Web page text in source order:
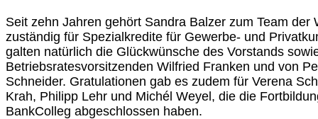
Seit zehn Jahren gehört Sandra Balzer zum Team der
zuständig für Spezialkredite für Gewerbe- und
galten natürlich die Glückwünsche des Vorstands
Betriebsratesvorsitzenden Wilfried Franken und von
Schneider. Gratulationen gab es zudem für Verena
Krah, Philipp Lehr und Michél Weyel, die die
BankColleg abgeschlossen haben.